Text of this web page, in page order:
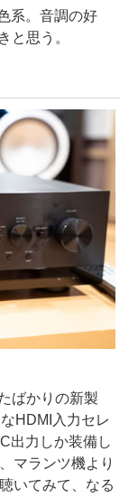
系。音調の好
と思う。
ばかりの新製
HDMI入力セレ
出力しか装備し
マランツ機より
いてみて、なる